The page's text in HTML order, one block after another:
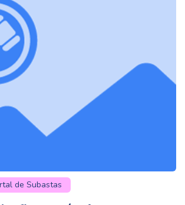
de Subastas